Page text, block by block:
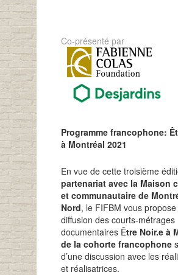
Co-présenté par
Programme francophone:
à Montréal 2021
En vue de cette troisième
partenariat avec la Maison
et communautaire de
Nord, le FIFBM vous propose
diffusion des courts-métrages
documentaires Être Noir.e à
de la cohorte francophone
d’une discussion avec les
et réalisatrices.